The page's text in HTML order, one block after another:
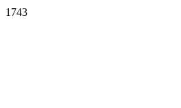
1743